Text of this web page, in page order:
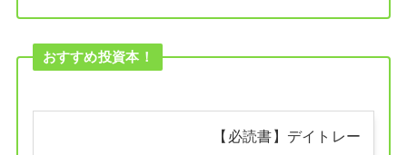
おすすめ投資本！
【必読書】デイトレー